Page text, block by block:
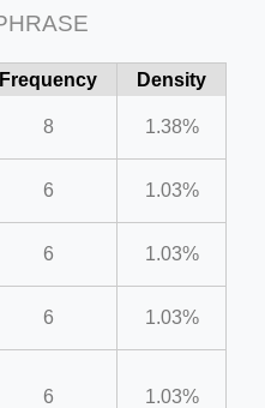
Frequency
Density
8 1.38%
6 1.03%
6 1.03%
6 1.03%
6 1.03%